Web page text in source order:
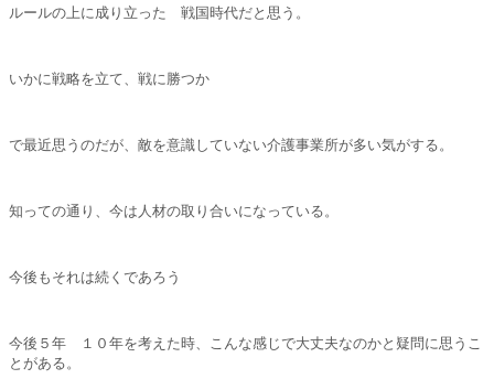
ルールの上に成り立った 戦国時代だと思う。
いかに戦略を立て、戦に勝つか
で最近思うのだが、敵を意識していない介護事業所が多い気がする。
知っての通り、今は人材の取り合いになっている。
今後もそれは続くであろう
今後５年 １０年を考えた時、こんな感じで大丈夫なのかと疑問に思うこ
とがある。